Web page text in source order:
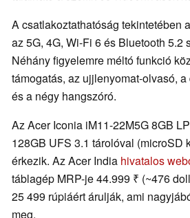
A csatlakoztathatóság tekintetében
az 5G, 4G, Wi-Fi 6 és Bluetooth 5.2
Néhány figyelemre méltó funkció
támogatás, az ujjlenyomat-olvasó,
és a négy hangszóró.
Az Acer Iconia iM11-22M5G 8GB
128GB UFS 3.1 tárolóval (microSD
érkezik. Az Acer India hivatalos
táblagép MRP-je 44.999 ₹ (~476
25 499 rúpiáért árulják, ami
meg.